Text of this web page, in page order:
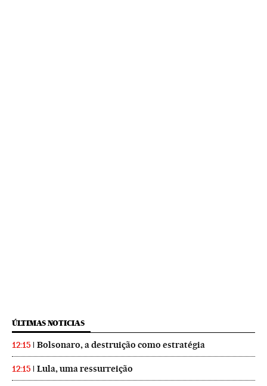
ÚLTIMAS NOTICIAS
12:15 Bolsonaro, a destruição como estratégia
12:15 Lula, uma ressurreição